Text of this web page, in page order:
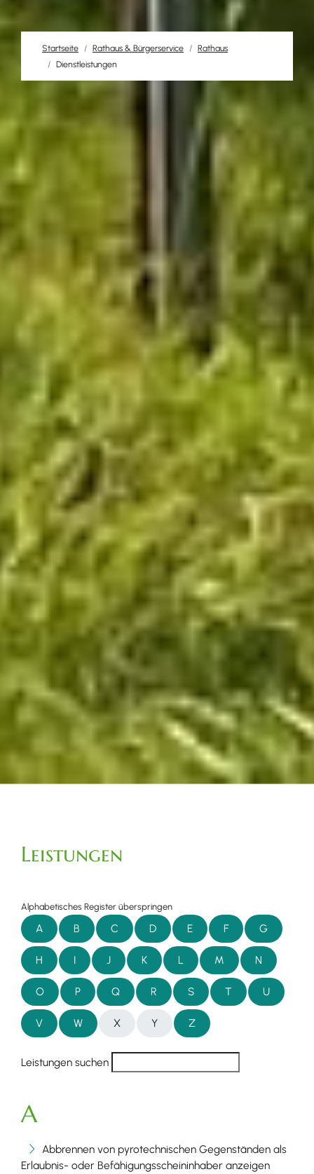
Startseite Rathaus & Bürgerservice
Rathaus
Dienstleistungen
Leistungen
Alphabetisches Register überspringen
A B C D E F G
H I J K L M N
O P Q R S T U
V W X Y Z
Leistungen suchen
A
Abbrennen von pyrotechnischen Gegenständen als
Erlaubnis- oder Befähigungsscheininhaber anzeigen